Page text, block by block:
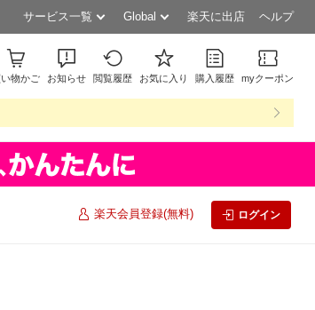
サービス一覧 Global 楽天に出店 ヘルプ
い物かご お知らせ 閲覧履歴 お気に入り 購入履歴 myクーポン
楽天会員登録(無料) ログイン